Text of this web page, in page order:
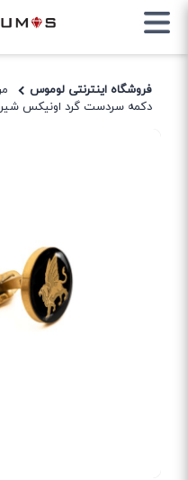
فروشگاه اینترنتی لوموس
دکمه سردست گرد اونیکس